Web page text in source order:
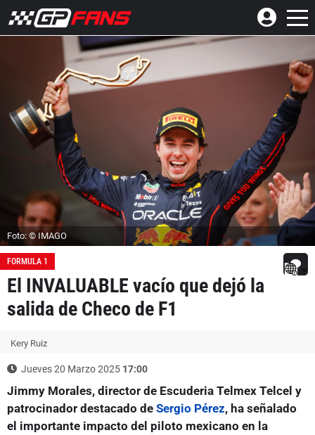
Foto: © IMAGO
FORMULA 1
El INVALUABLE vacío que dejó la
salida de Checo de F1
Kery Ruiz
Jueves 20 Marzo 2025 17:00
Jimmy Morales, director de Escuderia Telmex Telcel y
patrocinador destacado de Sergio Pérez, ha señalado
el importante impacto del piloto mexicano en la